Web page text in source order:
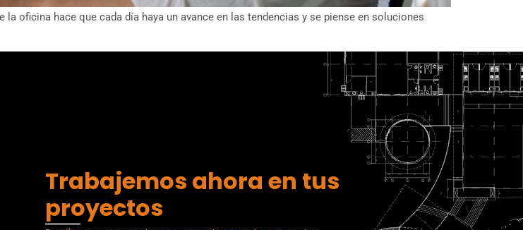
oficina hace que cada día haya un avance en las tendencias y se piense en soluciones
Trabajemos ahora en tus
proyectos